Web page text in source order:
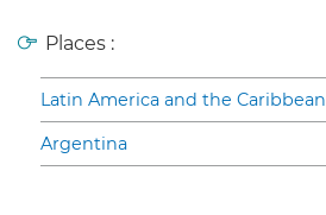
Places :
Latin America and the Caribbean
Argentina